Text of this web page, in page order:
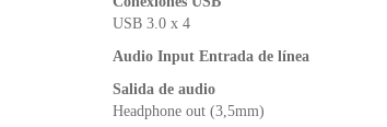
USB 3.0 x 4
Audio Input Entrada de línea
Salida de audio
Headphone out (3,5mm)